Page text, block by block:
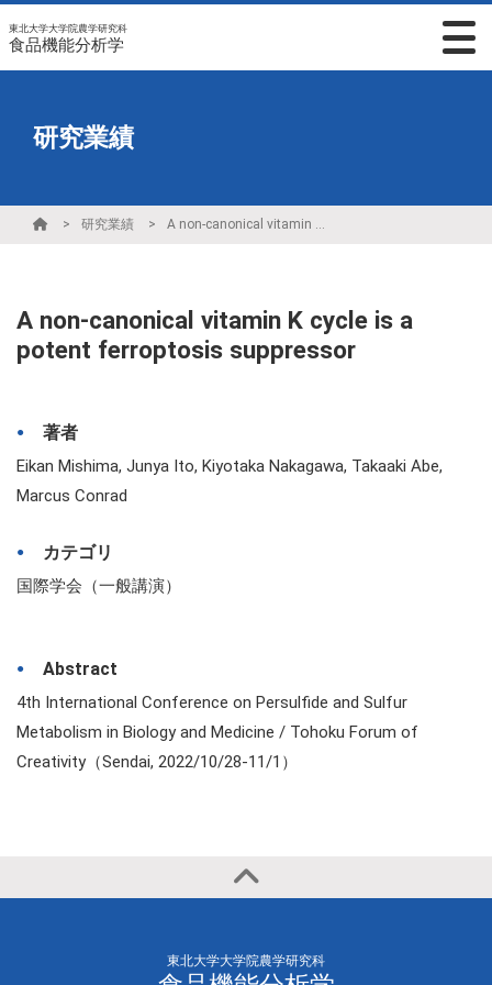
東北大学大学院農学研究科
食品機能分析学
研究業績
研究業績 A non-canonical vitamin K cycle is a potent ferroptosis suppressor
A non-canonical vitamin K cycle is a
potent ferroptosis suppressor
著者
Eikan Mishima, Junya Ito, Kiyotaka Nakagawa, Takaaki Abe,
Marcus Conrad
カテゴリ
国際学会（一般講演）
Abstract
4th International Conference on Persulfide and Sulfur
Metabolism in Biology and Medicine / Tohoku Forum of
Creativity（Sendai, 2022/10/28-11/1）
東北大学大学院農学研究科